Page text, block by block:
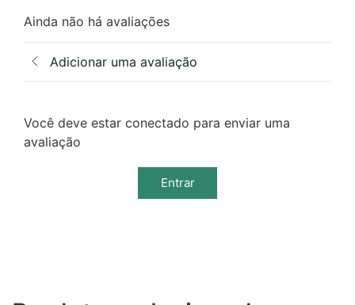
Ainda não há avaliações
Adicionar uma avaliação
Você deve estar conectado para enviar uma
avaliação
Entrar